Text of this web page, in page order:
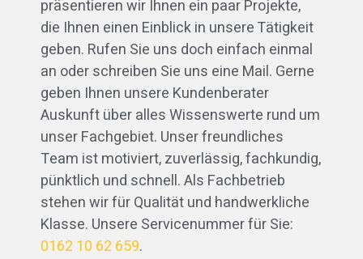
präsentieren wir Ihnen ein paar Projekte,
die Ihnen einen Einblick in unsere Tätigkeit
geben. Rufen Sie uns doch einfach einmal
an oder schreiben Sie uns eine Mail. Gerne
geben Ihnen unsere Kundenberater
Auskunft über alles Wissenswerte rund um
unser Fachgebiet. Unser freundliches
Team ist motiviert, zuverlässig, fachkundig,
pünktlich und schnell. Als Fachbetrieb
stehen wir für Qualität und handwerkliche
Klasse. Unsere Servicenummer für Sie:
0162 10 62 659.